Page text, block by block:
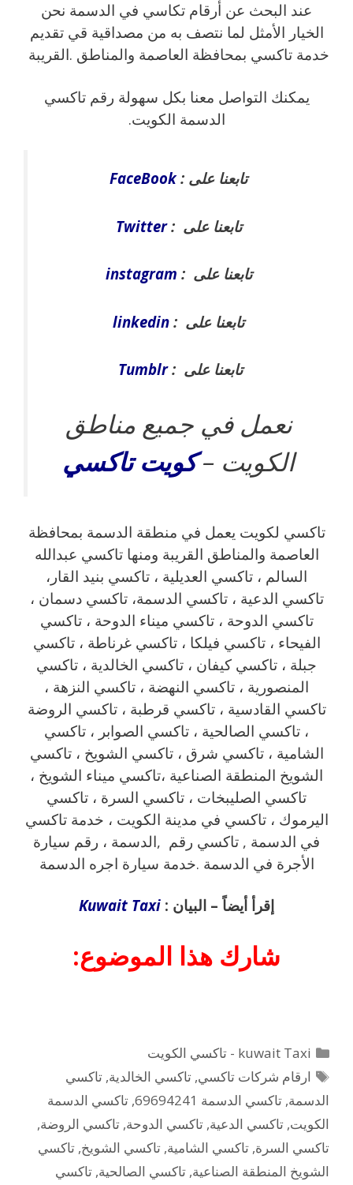
عند البحث عن أرقام تكاسي في الدسمة نحن
الخيار الأمثل لما نتصف به من مصداقية قي تقديم
خدمة تاكسي بمحافظة العاصمة والمناطق .القريبة
يمكنك التواصل معنا بكل سهولة رقم تاكسي
الدسمة الكويت.
تابعنا على :FaceBook
تابعنا على :Twitter
تابعنا على : instagram
تابعنا على : linkedin
تابعنا على :Tumblr
نعمل في جميع مناطق
الكويت – كويت تاكسي
تاكسي لكويت يعمل في منطقة الدسمة بمحافظة
العاصمة والمناطق القريبة ‎ومنها تاكسي عبدالله
السالم ، تاكسي العديلية ، تاكسي بنيد القار،
تاكسي الدعية ، تاكسي الدسمة، تاكسي دسمان ،
تاكسي الدوحة ، تاكسي ميناء الدوحة ، تاكسي
الفيحاء ، تاكسي فيلكا ، تاكسي غرناطة ، تاكسي
جبلة ، تاكسي كيفان ، تاكسي الخالدية ، تاكسي
المنصورية ، تاكسي النهضة ، تاكسي النزهة ،
تاكسي القادسية ، تاكسي قرطبة ، تاكسي الروضة
، تاكسي الصالحية ، تاكسي الصوابر ، تاكسي
الشامية ، تاكسي شرق ، تاكسي الشويخ ، تاكسي
الشويخ المنطقة الصناعية ،تاكسي ميناء الشويخ ،
تاكسي الصليبخات ، تاكسي السرة ، تاكسي
اليرموك ، تاكسي في مدينة الكويت ، خدمة تاكسي
في الدسمة , تاكسي رقم ,الدسمة ، رقم سيارة
الأجرة في الدسمة .خدمة سيارة اجره الدسمة
إقرأ أيضاً – البيان : Kuwait Taxi
شارك هذا الموضوع:
التصنيفات
kuwait Taxi - تاكسي الكويت
الوسوم
ارقام شركات تاكسي,تاكسي الخالدية,تاكسي
الدسمة, تاكسي الدسمة 69694241 , تاكسي الدسمة
الكويت, تاكسي الدعية, تاكسي الدوحة, تاكسي الروضة,
تاكسي السرة, تاكسي الشامية, تاكسي الشويخ, تاكسي
الشويخ المنطقة الصناعية, تاكسي الصالحية, تاكسي